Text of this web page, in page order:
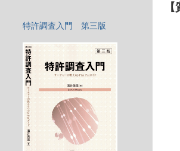
特許調査入門 第三版